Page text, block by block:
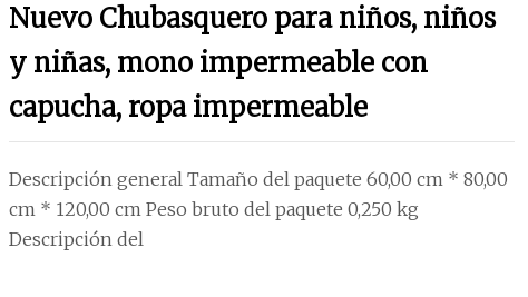
Nuevo Chubasquero para niños, niños
y niñas, mono impermeable con
capucha, ropa impermeable
Descripción general Tamaño del paquete 60,00 cm * 80,00
cm * 120,00 cm Peso bruto del paquete 0,250 kg
Descripción del